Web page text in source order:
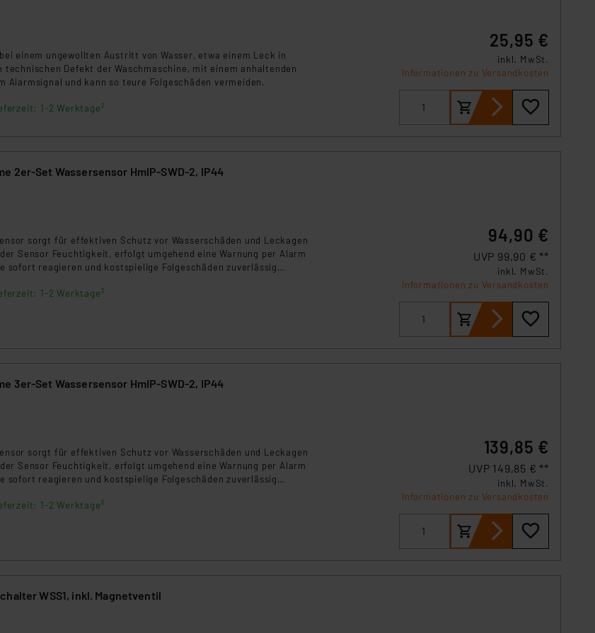
der EU. Dies bedeutet, dass die USA als Land mit unzureichendem
ohne dass hiergegen Klagemöglichkeiten für Europäer bestehen.
stützt sich auf die Standarddatenschutzklauseln der Europäischen
der mit der Datenübermittlung, insbesondere der Art der übermittelten
einem ungewollten Austritt von Wasser, etwa einem Leck in
technischen Defekt der Waschmaschine, mit einem anhaltenden
Alarmsignal und kann so teure Folgeschäden vermeiden.
1-2 Werktage²
25,95 €
inkl. MwSt.
Informationen zu Versandkosten
2er-Set Wassersensor HmIP-SWD-2, IP44
sorgt für effektiven Schutz vor Wasserschäden und Leckagen
Sensor Feuchtigkeit, erfolgt umgehend eine Warnung per Alarm
sofort reagieren und kostspielige Folgeschäden zuverlässig
1-2 Werktage²
94,90 €
UVP 99,90 € **
inkl. MwSt.
Informationen zu Versandkosten
3er-Set Wassersensor HmIP-SWD-2, IP44
sorgt für effektiven Schutz vor Wasserschäden und Leckagen
Sensor Feuchtigkeit, erfolgt umgehend eine Warnung per Alarm
sofort reagieren und kostspielige Folgeschäden zuverlässig
1-2 Werktage²
139,85 €
UVP 149,85 € **
inkl. MwSt.
Informationen zu Versandkosten
WSS1, inkl. Magnetventil